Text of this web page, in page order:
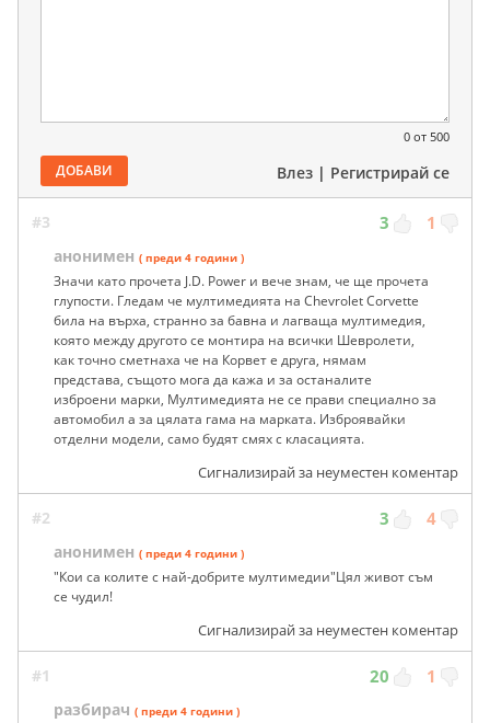
0 от 500
ДОБАВИ Влез | Регистрирай се
#3 3 1
анонимен ( преди 4 години )
Значи като прочета J.D. Power и вече знам, че ще прочета
глупости. Гледам че мултимедията на Chevrolet Corvette
била на върха, странно за бавна и лагваща мултимедия,
която между другото се монтира на всички Шевролети,
как точно сметнаха че на Корвет е друга, нямам
представа, същото мога да кажа и за останалите
изброени марки, Мултимедията не се прави специално за
автомобил а за цялата гама на марката. Изброявайки
отделни модели, само будят смях с класацията.
Сигнализирай за неуместен коментар
#2 3 4
анонимен ( преди 4 години )
"Кои са колите с най-добритe мултимедии"Цял живот съм
се чудил!
Сигнализирай за неуместен коментар
#1 20 1
разбирач ( преди 4 години )